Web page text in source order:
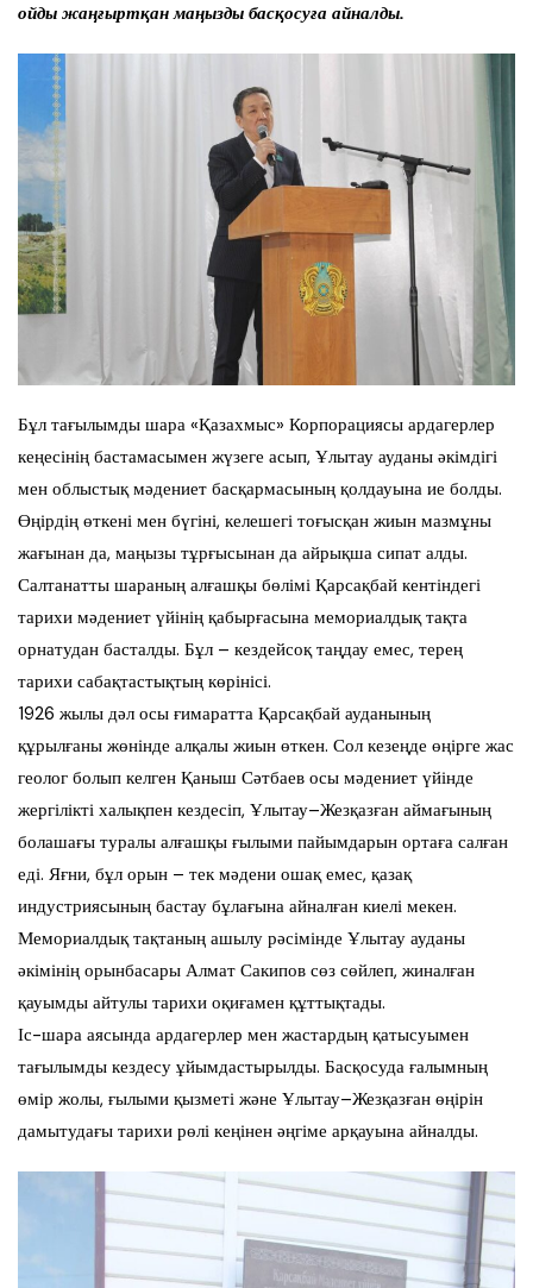
ойды жаңғыртқан маңызды басқосуға айналды.
Бұл тағылымды шара «Қазахмыс» Корпорациясы ардагерлер
кеңесінің бастамасымен жүзеге асып, Ұлытау ауданы әкімдігі
мен облыстық мәдениет басқармасының қолдауына ие болды.
Өңірдің өткені мен бүгіні, келешегі тоғысқан жиын мазмұны
жағынан да, маңызы тұрғысынан да айрықша сипат алды.
Салтанатты шараның алғашқы бөлімі Қарсақбай кентіндегі
тарихи мәдениет үйінің қабырғасына мемориалдық тақта
орнатудан басталды. Бұл – кездейсоқ таңдау емес, терең
тарихи сабақтастықтың көрінісі.
1926 жылы дәл осы ғимаратта Қарсақбай ауданының
құрылғаны жөнінде алқалы жиын өткен. Сол кезеңде өңірге жас
геолог болып келген Қаныш Сәтбаев осы мәдениет үйінде
жергілікті халықпен кездесіп, Ұлытау–Жезқазған аймағының
болашағы туралы алғашқы ғылыми пайымдарын ортаға салған
еді. Яғни, бұл орын – тек мәдени ошақ емес, қазақ
индустриясының бастау бұлағына айналған киелі мекен.
Мемориалдық тақтаның ашылу рәсімінде Ұлытау ауданы
әкімінің орынбасары Алмат Сакипов сөз сөйлеп, жиналған
қауымды айтулы тарихи оқиғамен құттықтады.
Іс-шара аясында ардагерлер мен жастардың қатысуымен
тағылымды кездесу ұйымдастырылды. Басқосуда ғалымның
өмір жолы, ғылыми қызметі және Ұлытау–Жезқазған өңірін
дамытудағы тарихи рөлі кеңінен әңгіме арқауына айналды.